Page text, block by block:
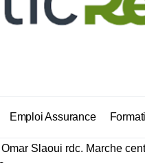
Emploi AssuranceDE
Omar Slaoui rdc. Marche